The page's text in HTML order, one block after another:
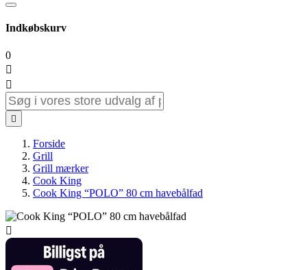
Indkøbskurv
0



Forside
Grill
Grill mærker
Cook King
Cook King “POLO” 80 cm havebålfad
